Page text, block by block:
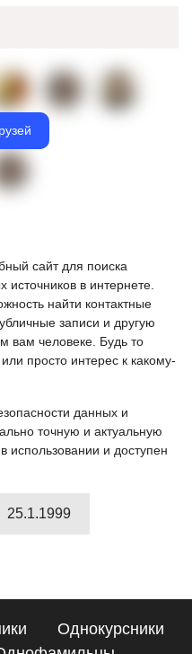
сайт для поиска
в интернете.
найти контактные
записи и другую
вам человеке. Будь то
просто интерес к какому-
данных и
точную и актуальную
и доступен
25.1.1999
Однокурсники